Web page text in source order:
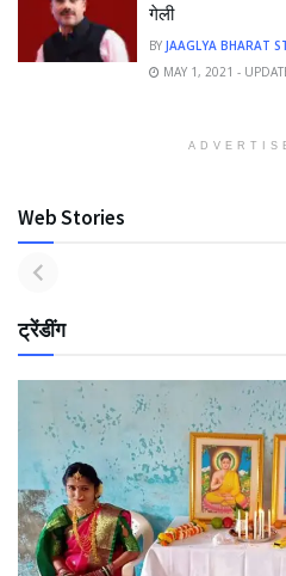
गेली
BY JAAGLYA BHARAT
MAY 1, 2021 -
Web Stories
ट्रेंडींग